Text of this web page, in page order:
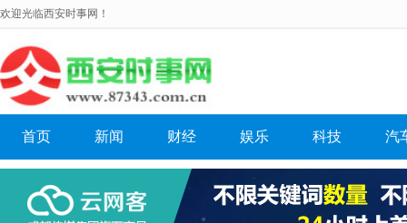
欢迎光临西安时事网！
首页 新闻 财经 娱乐 科技 汽